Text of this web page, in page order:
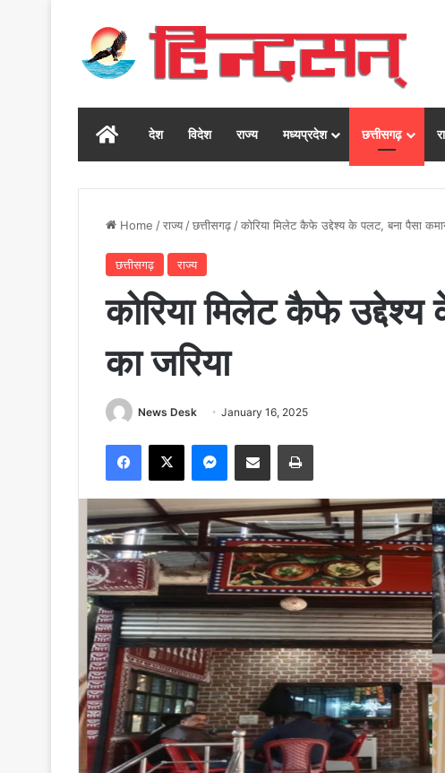
Homeदेश विदेश राज्य मध्यप्रदेश छत्तीसगढ़
Home /राज्य/छत्तीसगढ़/कोरिया मिलेट कैफे उद्देश्य के पलट, बना पैसा
छत्तीसगढ़ राज्य
कोरिया मिलेट कैफे
का जरिया
News Desk January 16, 2025
Facebook
X Messenger
Share via Email Print